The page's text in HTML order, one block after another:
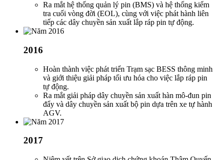
Ra mắt hệ thống quản lý pin (BMS) và hệ thống kiểm
tra cuối vòng đời (EOL), cùng với việc phát hành liên
tiếp các dây chuyền sản xuất lắp ráp pin tự động.
2016
Hoàn thành việc phát triển Trạm sạc BESS thông minh
và giới thiệu giải pháp tối ưu hóa cho việc lắp ráp pin
tự động.
Ra mắt giải pháp dây chuyền sản xuất hàn mô-đun pin
đẩy và dây chuyền sản xuất bộ pin dựa trên xe tự hành
AGV.
2017